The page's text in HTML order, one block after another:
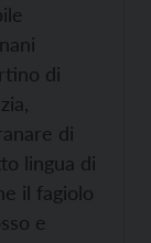
di
di
lingua di
il fagiolo
e